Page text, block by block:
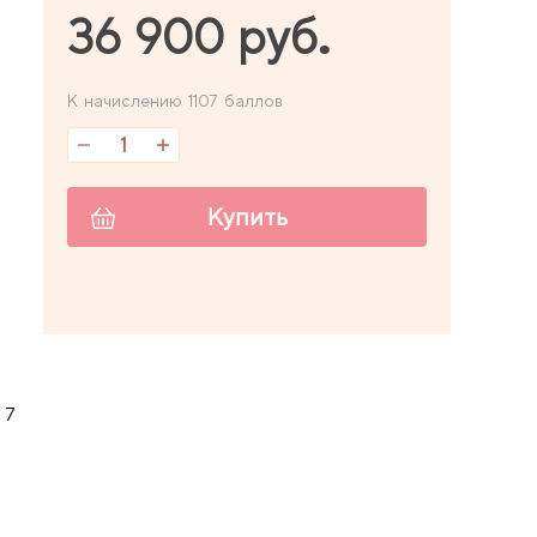
7
36 900 руб.
К начислению 1107 баллов
Купить